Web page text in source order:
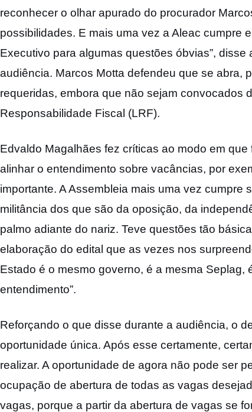
reconhecer o olhar apurado do procurador
possibilidades. E mais uma vez a Aleac cumpre
Executivo para algumas questões óbvias”,
audiência. Marcos Motta defendeu que se abra,
requeridas, embora que não sejam convocados
Responsabilidade Fiscal (LRF).
Edvaldo Magalhães fez críticas ao modo em
alinhar o entendimento sobre vacâncias, por
importante. A Assembleia mais uma vez cumpre
militância dos que são da oposição, da
palmo adiante do nariz. Teve questões tão
elaboração do edital que as vezes nos
Estado é o mesmo governo, é a mesma
entendimento”.
Reforçando o que disse durante a audiência, o
oportunidade única. Após esse certamente,
realizar. A oportunidade de agora não pode ser
ocupação de abertura de todas as vagas
vagas, porque a partir da abertura de vagas se